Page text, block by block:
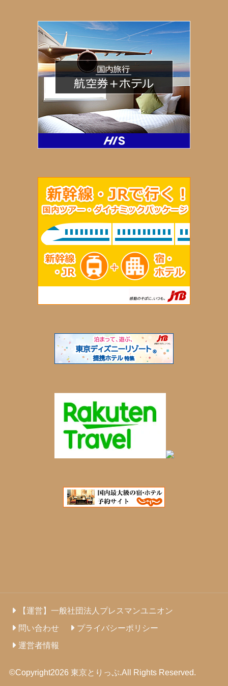
【運営】一般社団法人プレスマンユニオン
問い合わせ
プライバシーポリシー
運営者情報
©Copyright2026 東京とりっぷ.All Rights Reserved.